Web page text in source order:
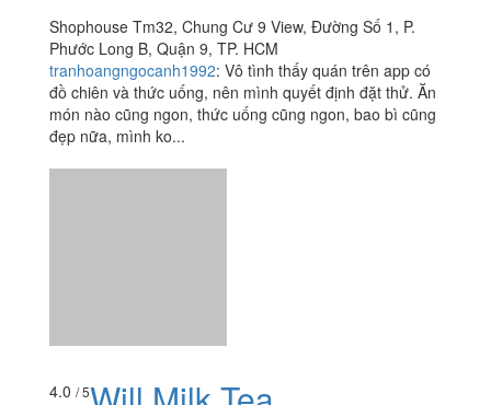
Shophouse Tm32, Chung Cư 9 View, Đường Số 1, P.
Phước Long B, Quận 9, TP. HCM
tranhoangngocanh1992: Vô tình thấy quán trên app có
đồ chiên và thức uống, nên mình quyết định đặt thử. Ăn
món nào cũng ngon, thức uống cũng ngon, bao bì cũng
đẹp nữa, mình ko...
nóng. Lần thứ 2 đến đây, lần này uống thử Sữa tươi trân
hơi...